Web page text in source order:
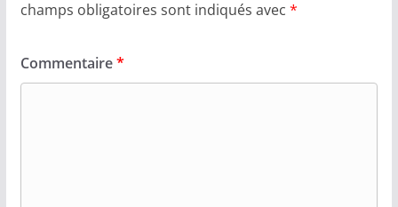
champs obligatoires sont indiqués avec *
Commentaire*